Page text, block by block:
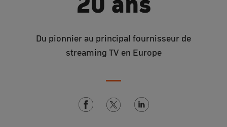
Du pionnier au principal fournisseur de
streaming TV en Europe